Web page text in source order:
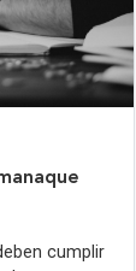
cumplir